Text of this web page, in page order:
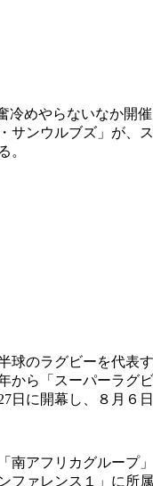
めやらないなか開
ンウルブズ」が
。
のラグビーを代表
から「スーパーラ
に開幕し、８月６
アフリカグループ
ァレンス１」に所